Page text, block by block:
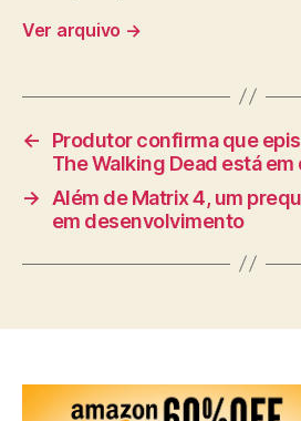
Ver arquivo →
←
Produtor confirma que
The Walking Dead está
→
Além de Matrix 4, um
em desenvolvimento